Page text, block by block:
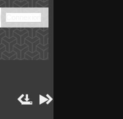
 